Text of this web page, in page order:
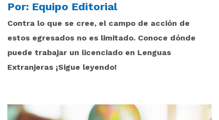
Por: Equipo Editorial
Contra lo que se cree, el campo de acción de
estos egresados no es limitado. Conoce dónde
puede trabajar un licenciado en Lenguas
Extranjeras ¡Sigue leyendo!